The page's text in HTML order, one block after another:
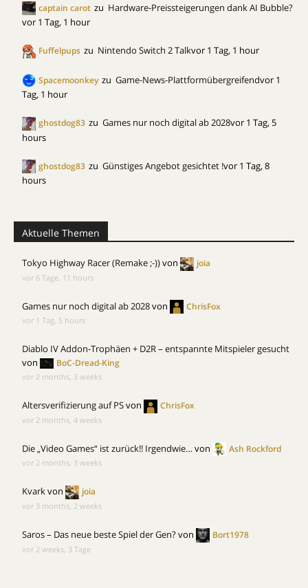
captain carot zu Hardware-Preissteigerungen dank AI Bubble?
vor 1 Tag, 1 hour
Fuffelpups zu Nintendo Switch 2 Talkvor 1 Tag, 1 hour
Spacemoonkey zu Game-News-Plattformübergreifendvor 1
Tag, 1 hour
ghostdog83 zu Games nur noch digital ab 2028vor 1 Tag, 5
hours
ghostdog83 zu Günstiges Angebot gesichtet !vor 1 Tag, 8
hours
Aktuelle Themen
Tokyo Highway Racer (Remake ;-))von joia
vor 6 Tage, 11 hours
Games nur noch digital ab 2028von ChrisFox
vor 1 Tag, 5 hours
Diablo IV Addon-Trophäen + D2R – entspannte Mitspieler gesucht
von
BoC-Dread-King
vor 2 months, 3 weeks
Altersverifizierung auf PSvon ChrisFox
vor 2 months, 4 weeks
Die „Video Games“ ist zurück!! Irgendwie…von Ash Rockford
vor 2 months, 3 weeks
Kvarkvon joia
vor 3 months, 2 weeks
Saros – Das neue beste Spiel der Gen?von Bort1978
vor 2 weeks, 3 Tage